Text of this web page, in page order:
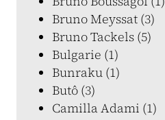
Bruno Meyssat (3)
Bruno Tackels (5)
Bulgarie (1)
Bunraku (1)
Butô (3)
Camilla Adami (1)